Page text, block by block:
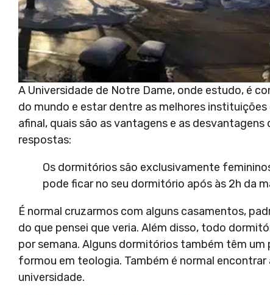
A Universidade de Notre Dame, onde estudo, é
do mundo e estar dentre as melhores
afinal, quais são as vantagens e as
respostas:
Os dormitórios são exclusivamente
pode ficar no seu dormitório após às 2h da
É normal cruzarmos com alguns casamentos,
do que pensei que veria. Além disso, todo
por semana. Alguns dormitórios também têm
formou em teologia. Também é normal
universidade.